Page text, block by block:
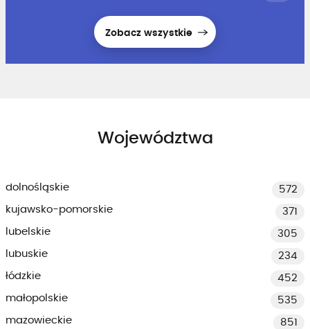
Zobacz wszystkie
Województwa
dolnośląskie
572
kujawsko-pomorskie
371
lubelskie
305
lubuskie
234
łódzkie
452
małopolskie
535
mazowieckie
851